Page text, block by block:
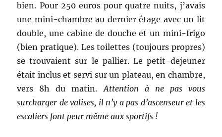
bien. Pour 250 euros pour quatre nuits, j’avais
une mini-chambre au dernier étage avec un lit
double, une cabine de douche et un mini-frigo
(bien pratique). Les toilettes (toujours propres)
se trouvaient sur le pallier. Le petit-dejeuner
était inclus et servi sur un plateau, en chambre,
vers 8h du matin.Attention à ne pas vous
surcharger de valises, il n’y a pas d’ascenseur et les
escaliers font peur même aux sportifs !